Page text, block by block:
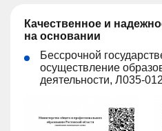
Качественное и
на основании
Бессрочной
осуществление
деятельности, Л035-